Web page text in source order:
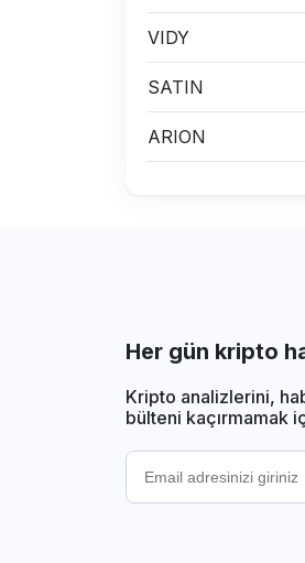
VIDY
SATIN
ARION
Her gün kripto
Kripto analizlerini,
bülteni kaçırmamak